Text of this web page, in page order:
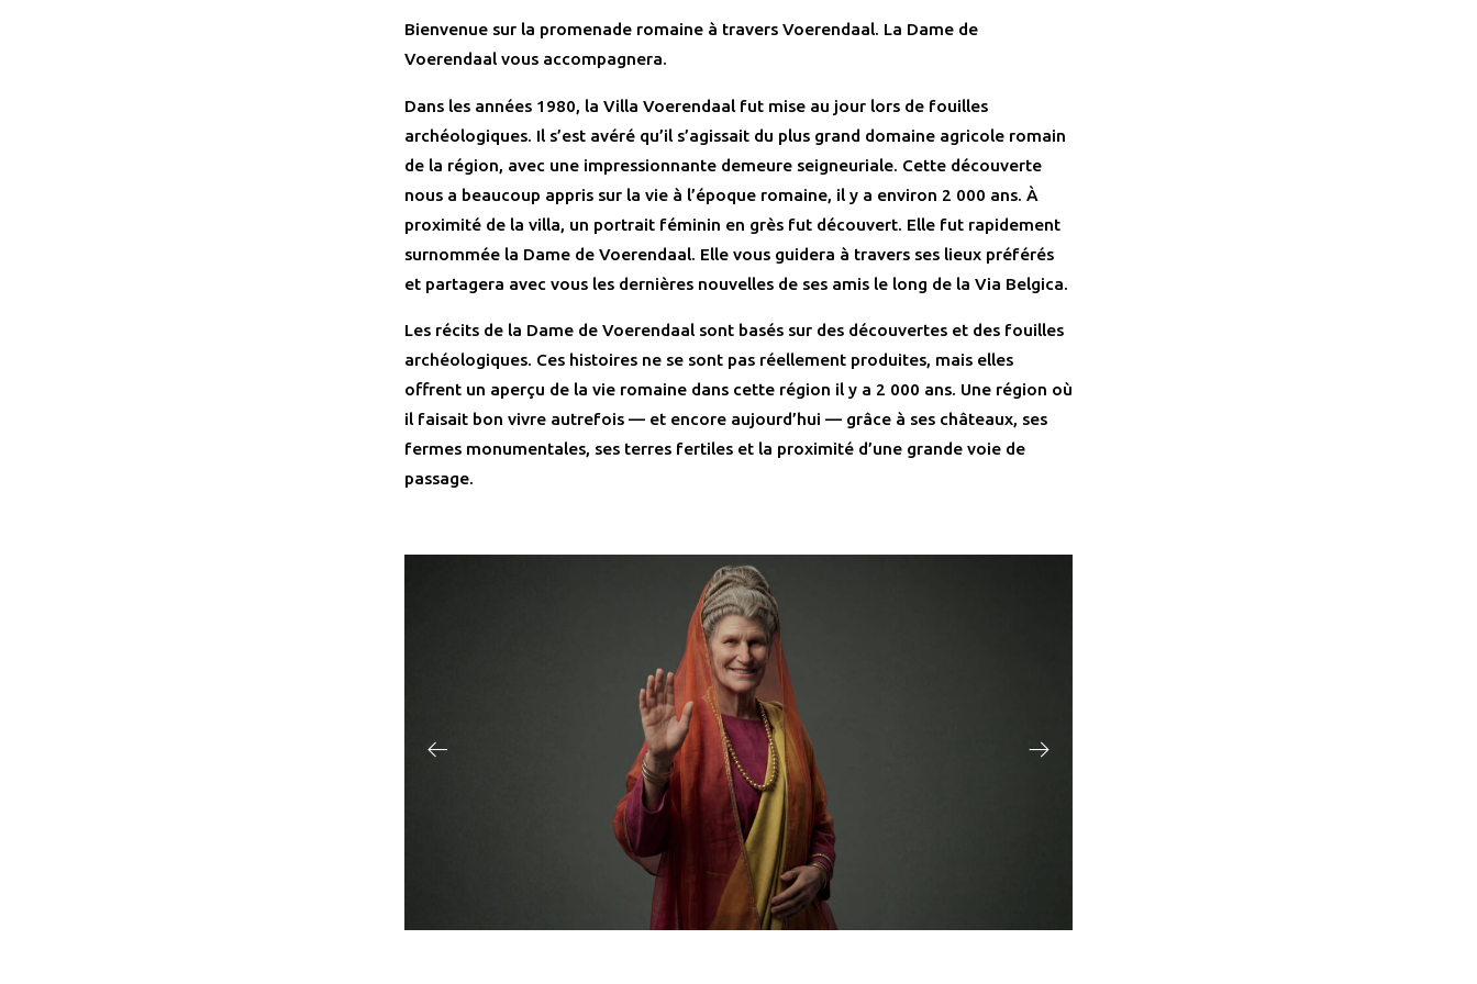
Bienvenue sur la promenade romaine à travers Voerendaal. La Dame de
Voerendaal vous accompagnera.
Dans les années 1980, la Villa Voerendaal fut mise au jour lors de fouilles
archéologiques. Il s’est avéré qu’il s’agissait du plus grand domaine agricole romain
de la région, avec une impressionnante demeure seigneuriale. Cette découverte
nous a beaucoup appris sur la vie à l’époque romaine, il y a environ 2 000 ans. À
proximité de la villa, un portrait féminin en grès fut découvert. Elle fut rapidement
surnommée la Dame de Voerendaal. Elle vous guidera à travers ses lieux préférés
et partagera avec vous les dernières nouvelles de ses amis le long de la Via Belgica.
Les récits de la Dame de Voerendaal sont basés sur des découvertes et des fouilles
archéologiques. Ces histoires ne se sont pas réellement produites, mais elles
offrent un aperçu de la vie romaine dans cette région il y a 2 000 ans. Une région où
il faisait bon vivre autrefois — et encore aujourd’hui — grâce à ses châteaux, ses
fermes monumentales, ses terres fertiles et la proximité d’une grande voie de
passage.